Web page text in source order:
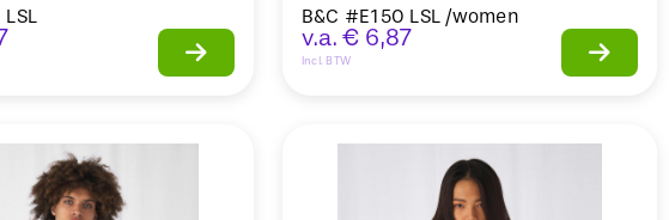
B&C #E150 LSL /women
v.a. € 6,87
Incl. BTW